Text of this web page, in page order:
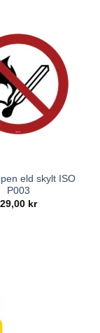
eld skylt ISO
P003
29,00 kr